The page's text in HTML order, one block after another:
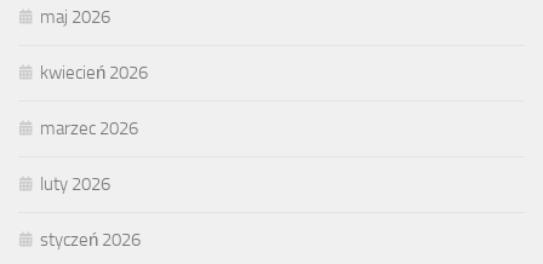
maj 2026
kwiecień 2026
marzec 2026
luty 2026
styczeń 2026